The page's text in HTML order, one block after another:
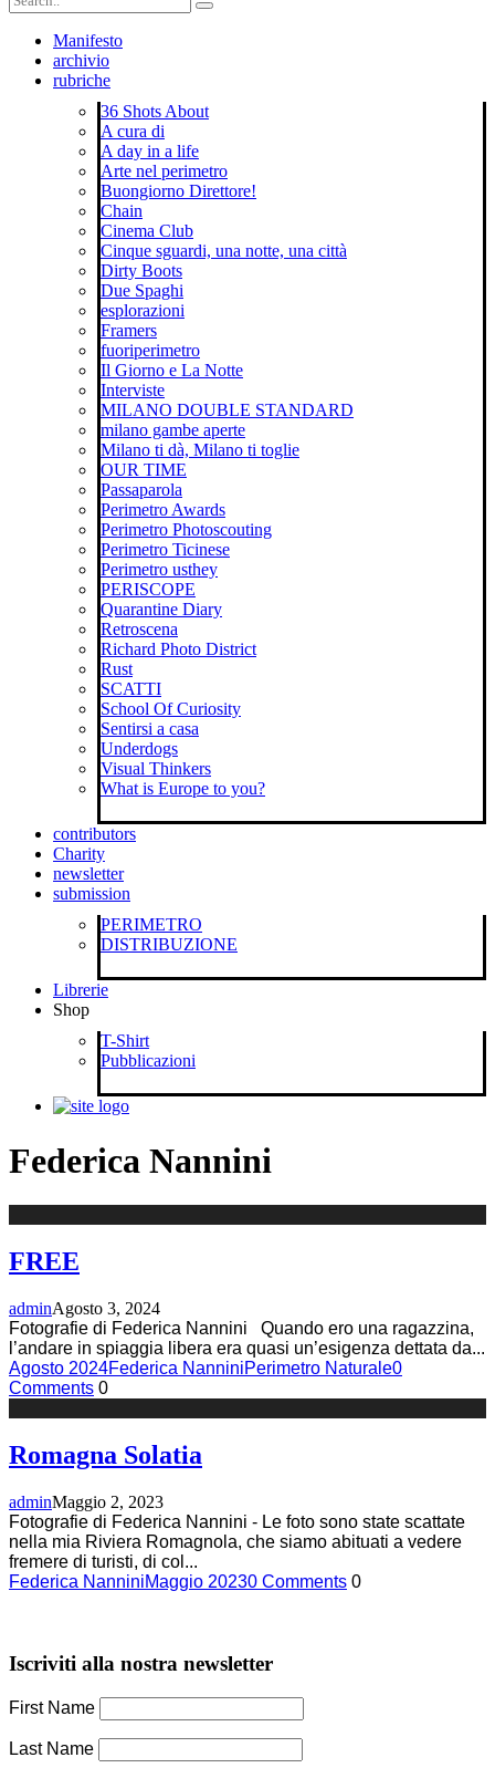
Manifesto
archivio
rubriche
36 Shots About
A cura di
A day in a life
Arte nel perimetro
Buongiorno Direttore!
Chain
Cinema Club
Cinque sguardi, una notte, una città
Dirty Boots
Due Spaghi
esplorazioni
Framers
fuoriperimetro
Il Giorno e La Notte
Interviste
MILANO DOUBLE STANDARD
milano gambe aperte
Milano ti dà, Milano ti toglie
OUR TIME
Passaparola
Perimetro Awards
Perimetro Photoscouting
Perimetro Ticinese
Perimetro usthey
PERISCOPE
Quarantine Diary
Retroscena
Richard Photo District
Rust
SCATTI
School Of Curiosity
Sentirsi a casa
Underdogs
Visual Thinkers
What is Europe to you?
contributors
Charity
newsletter
submission
PERIMETRO
DISTRIBUZIONE
Librerie
Shop
T-Shirt
Pubblicazioni
Federica Nannini
FREE
adminAgosto 3, 2024
Fotografie di Federica Nannini Quando ero una ragazzina,
l’andare in spiaggia libera era quasi un’esigenza dettata da...
Agosto 2024Federica NanniniPerimetro Naturale0
Comments 0
Romagna Solatia
adminMaggio 2, 2023
Fotografie di Federica Nannini - Le foto sono state scattate
nella mia Riviera Romagnola, che siamo abituati a vedere
fremere di turisti, di col ...
Federica NanniniMaggio 20230 Comments 0
Iscriviti alla nostra newsletter
First Name
Last Name